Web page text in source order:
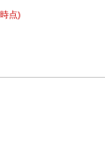
時点)